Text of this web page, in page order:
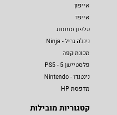
אייפון
אייפד
טלפון סמסונג
נינג'ה גריל - Ninja
מכונת קפה
פלסטיישן 5 - PS5
נינטנדו - Nintendo
מדפסת HP
קטגוריות מובילות